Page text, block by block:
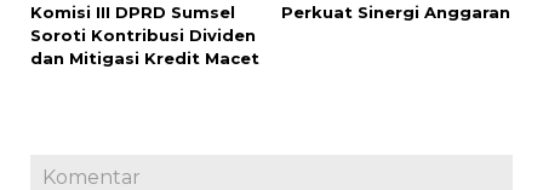
Komisi III DPRD Sumsel
Soroti Kontribusi Dividen
dan Mitigasi Kredit Macet
Perkuat Sinergi Anggaran
Komentar